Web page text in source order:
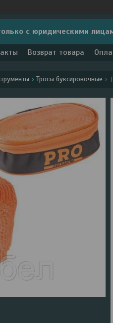
с юридическими
Возврат товара
Тросы буксировочные